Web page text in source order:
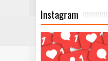
Instagram